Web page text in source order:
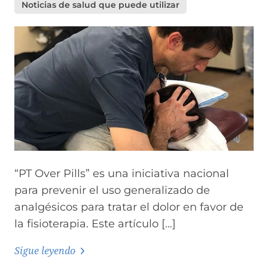
Noticias de salud que puede utilizar
“PT Over Pills” es una iniciativa nacional
para prevenir el uso generalizado de
analgésicos para tratar el dolor en favor de
la fisioterapia. Este artículo […]
Sigue leyendo